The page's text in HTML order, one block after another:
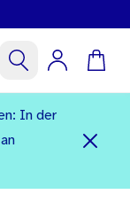
In der